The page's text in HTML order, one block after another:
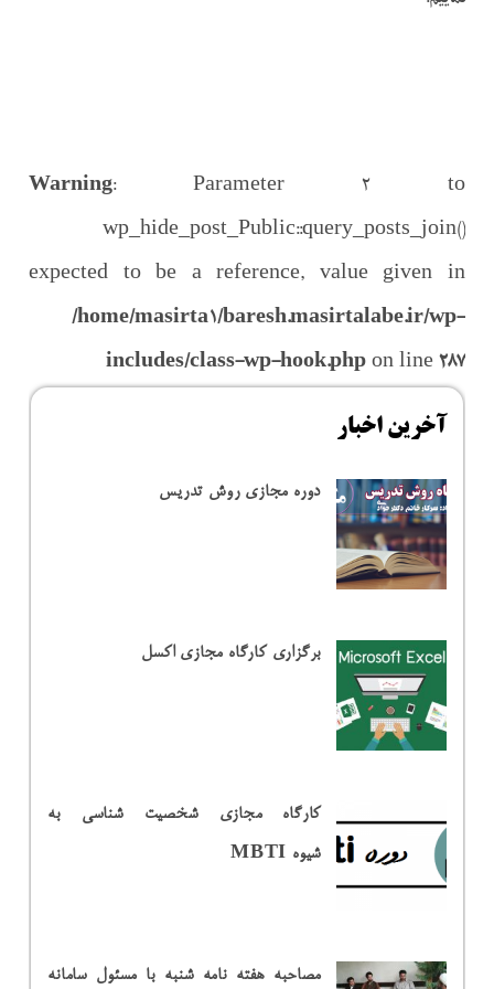
Warning: Parameter 2 to
wp_hide_post_Public::query_posts_join()
expected to be a reference, value given in
/home/masirta1/baresh.masirtalabe.ir/wp-
includes/class-wp-hook.phpon line 287
آخرین اخبار
دوره مجازی روش تدریس
برگزاری کارگاه مجازی اکسل
کارگاه مجازی شخصیت شناسی به
شیوه MBTI
مصاحبه هفته نامه شنبه با مسئول سامانه